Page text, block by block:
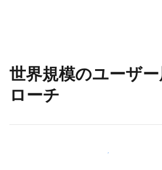
世界規模のユーザ
ローチ
新しいユーザー層に今すぐアプロ